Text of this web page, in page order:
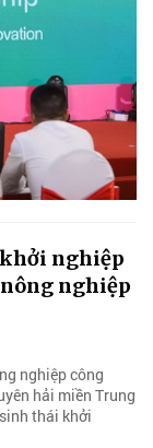
nghiệp
nghiệp
nghiệp công
hải miền Trung
thái khởi